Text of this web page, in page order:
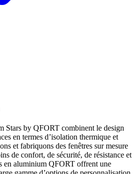
Stars by QFORT combinent le design
en termes d’isolation thermique et
et fabriquons des fenêtres sur mesure
de confort, de sécurité, de résistance et
en aluminium QFORT offrent une